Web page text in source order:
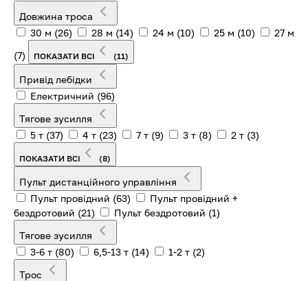
Довжина троса
30 м (26) 28 м (14) 24 м (10) 25 м (10)
27 м
(7)
ПОКАЗАТИ ВСІ (11)
Привід лебідки
Електричний (96)
Тягове зусилля
5 т (37) 4 т (23) 7 т (9) 3 т (8) 2 т (3)
ПОКАЗАТИ ВСІ (8)
Пульт дистанційного управління
Пульт провідний (63)
Пульт провідний +
бездротовий (21) Пульт бездротовий (1)
Тягове зусилля
3-6 т (80) 6,5-13 т (14) 1-2 т (2)
Трос